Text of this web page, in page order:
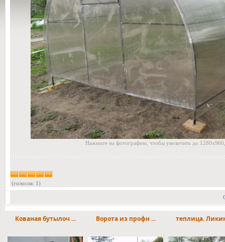
Нажмите на фотографию, чтобы увеличить до
(голосов: 1)
Кованая бутылоч ... Ворота из профн ... теплица.